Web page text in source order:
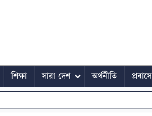
শিক্ষা সারা দেশ অর্থনীতি